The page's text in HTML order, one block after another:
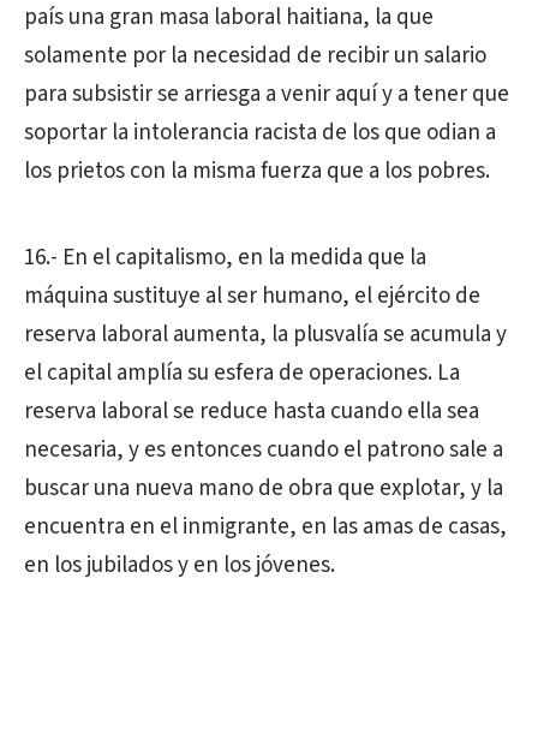
país una gran masa laboral haitiana, la que
solamente por la necesidad de recibir un salario
para subsistir se arriesga a venir aquí y a tener que
soportar la intolerancia racista de los que odian a
los prietos con la misma fuerza que a los pobres.
16.- En el capitalismo, en la medida que la
máquina sustituye al ser humano, el ejército de
reserva laboral aumenta, la plusvalía se acumula y
el capital amplía su esfera de operaciones. La
reserva laboral se reduce hasta cuando ella sea
necesaria, y es entonces cuando el patrono sale a
buscar una nueva mano de obra que explotar, y la
encuentra en el inmigrante, en las amas de casas,
en los jubilados y en los jóvenes.